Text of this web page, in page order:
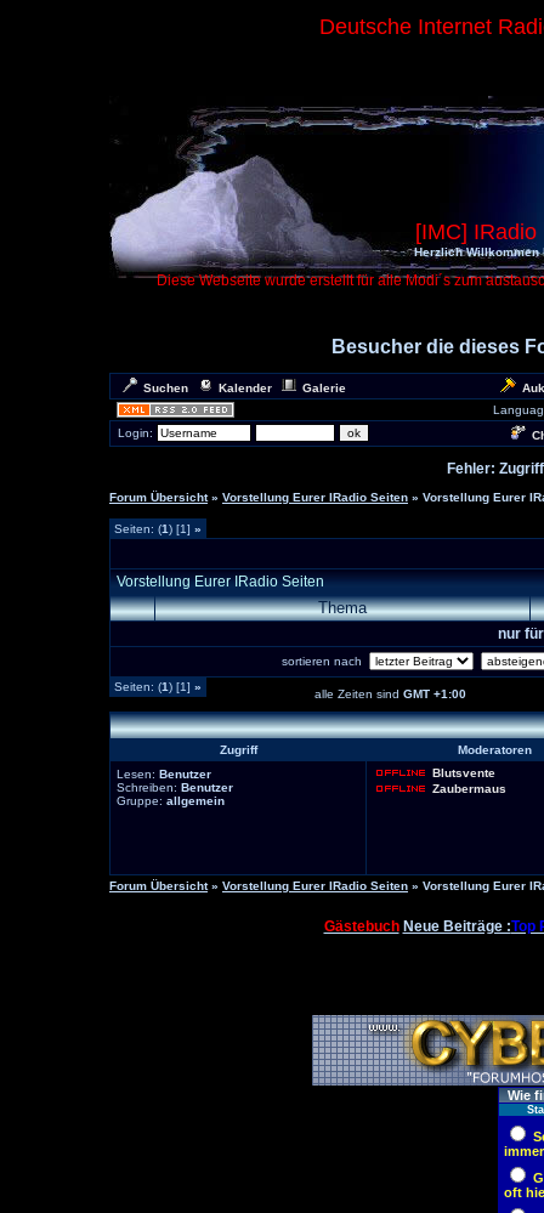
Deutsche Internet
[IMC]
Herzlich Willkommen
Diese Webseite wurde erstellt für alle Modi´s zum
Besucher die dieses
Suchen Kalender Galerie
Login:
Fehler:
Forum Übersicht » Vorstellung Eurer IRadio Seiten » Vorstellung Eurer
Seiten: (1) [1] »
Vorstellung Eurer IRadio Seiten
Thema
nur
sortieren nach
Seiten: (1) [1] »
alle Zeiten sind GMT +1:00
Zugriff
Moderatoren
Lesen: Benutzer
Schreiben: Benutzer
Gruppe: allgemein
Blutsvente
Zaubermaus
Forum Übersicht » Vorstellung Eurer IRadio Seiten » Vorstellung Eurer
Gästebuch Neue Beiträge :Top